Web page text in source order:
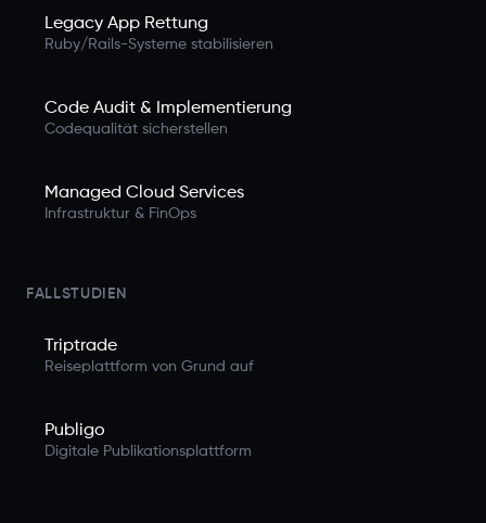
Legacy App Rettung
Ruby/Rails-Systeme stabilisieren
Code Audit & Implementierung
Codequalität sicherstellen
Managed Cloud Services
Infrastruktur & FinOps
FALLSTUDIEN
Triptrade
Reiseplattform von Grund auf
Publigo
Digitale Publikationsplattform